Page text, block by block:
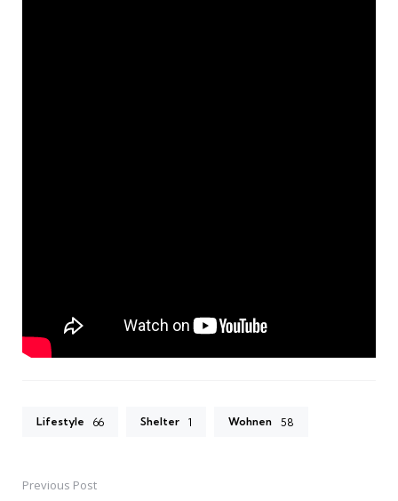
Lifestyle 66 Shelter 1 Wohnen 58
Previous Post